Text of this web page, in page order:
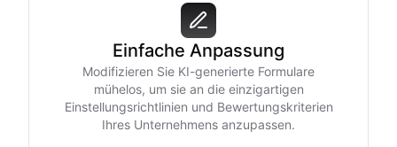
Einfache Anpassung
Modifizieren Sie KI-generierte Formulare
mühelos, um sie an die einzigartigen
Einstellungsrichtlinien und Bewertungskriterien
Ihres Unternehmens anzupassen.